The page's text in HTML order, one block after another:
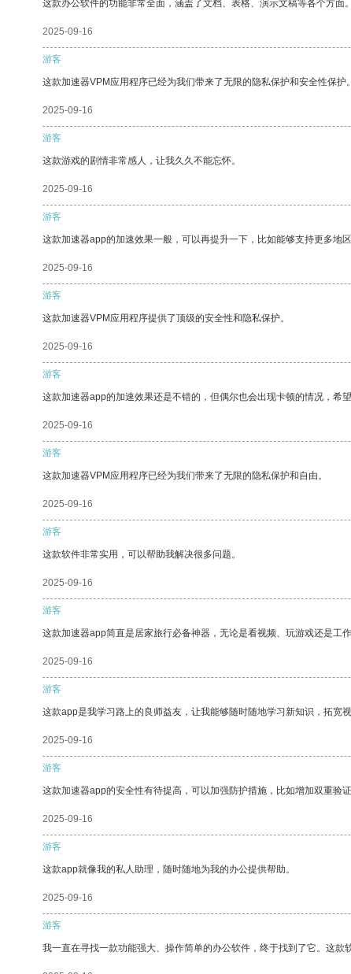
这款办公软件的功能非常全面，涵盖了文档、表格、演示文稿等各个方面
2025-09-16
游客
这款加速器VPM应用程序已经为我们带来了无限的隐私保护和安全性保护。
2025-09-16
游客
这款游戏的剧情非常感人，让我久久不能忘怀。
2025-09-16
游客
这款加速器app的加速效果一般，可以再提升一下，比如能够支持更多地区
2025-09-16
游客
这款加速器VPM应用程序提供了顶级的安全性和隐私保护。
2025-09-16
游客
这款加速器app的加速效果还是不错的，但偶尔也会出现卡顿的情况，希
2025-09-16
游客
这款加速器VPM应用程序已经为我们带来了无限的隐私保护和自由。
2025-09-16
游客
这款软件非常实用，可以帮助我解决很多问题。
2025-09-16
游客
这款加速器app简直是居家旅行必备神器，无论是看视频、玩游戏还是工
2025-09-16
游客
这款app是我学习路上的良师益友，让我能够随时随地学习新知识，拓宽视
2025-09-16
游客
这款加速器app的安全性有待提高，可以加强防护措施，比如增加双重验证
2025-09-16
游客
这款app就像我的私人助理，随时随地为我的办公提供帮助。
2025-09-16
游客
我一直在寻找一款功能强大、操作简单的办公软件，终于找到了它。这